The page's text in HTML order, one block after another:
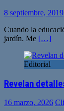
8 septiembre, 2019
Cuando la
jardín. Me […]
Editorial
Revelan
16 marzo, 2026